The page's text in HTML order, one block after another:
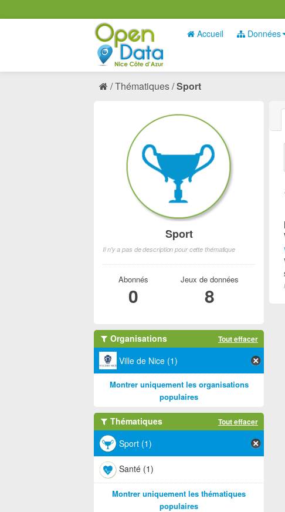
Accueil Données
Thématiques Sport
Sport
Il n'y a pas de description pour cette thématique
Abonnés
0
Jeux de données
8
Organisations Tout effacer
Ville de Nice (1)
Montrer uniquement les organisations
populaires
Thématiques Tout effacer
Sport (1)
Santé (1)
Montrer uniquement les thématiques
populaires